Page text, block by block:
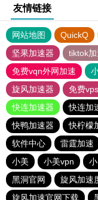
友情链接
网站地图 QuickQ
坚果加速器
tiktok
免费vqn外网加速
旋风加速器
免费
快连加速器
快连加
快鸭加速器
快柠檬
软件中心
雷霆加速
小美
小美vpn
黑洞官网
旋风加速
旋风加速官网下载